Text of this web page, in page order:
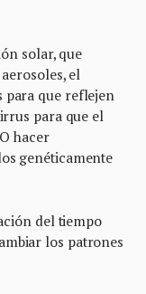
solar, que
el
para que reflejen
para que el
hacer
genéticamente
del tiempo
los patrones